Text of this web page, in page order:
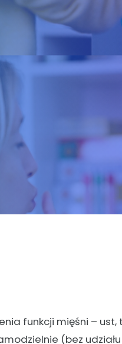
funkcji mięśni –
(bez